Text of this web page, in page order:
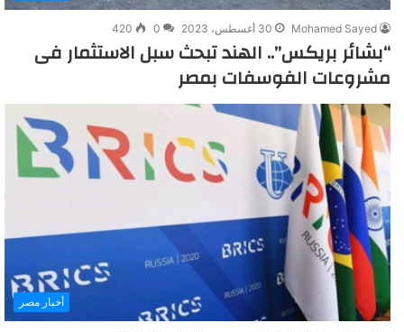
Mohamed Sayed 30 أغسطس، 2023 0
420
“بشائر بريكس”.. الهند تبحث سبل الاستثمار فى
مشروعات الفوسفات بمصر
أخبار مصر